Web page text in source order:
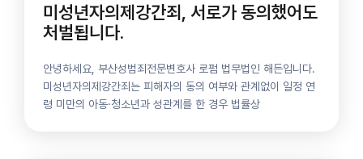
미성년자의제강간죄, 서로가 동의했어도
처벌됩니다.
안녕하세요, 부산성범죄전문변호사 로펌 법무법인 해든입니다.
미성년자의제강간죄는 피해자의 동의 여부와 관계없이 일정 연
령 미만의 아동·청소년과 성관계를 한 경우 법률상